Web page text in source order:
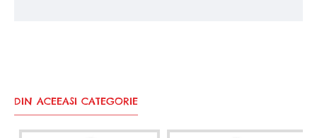
DIN ACEEASI CATEGORIE